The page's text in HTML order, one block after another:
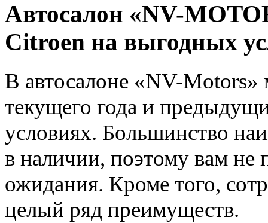
Автосалон «NV-
Citroen на выгодных
В автосалоне «NV-
текущего года и
условиях. Большинство
в наличии, поэтому вам не
ожидания. Кроме того,
целый ряд преимуществ.